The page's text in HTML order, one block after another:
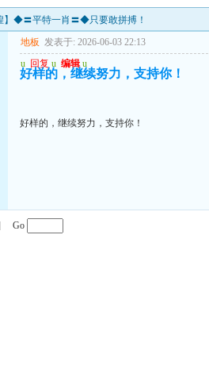
】◆〓平特一肖〓◆只要敢拼搏！
地板 发表于: 2026-06-03 22:13
u 回复 u 编辑 u
好样的，继续努力，支持你！
好样的，继续努力，支持你！
Go